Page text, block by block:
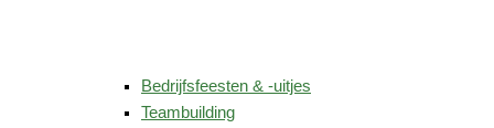
Bedrijfsfeesten & -uitjes
Teambuilding